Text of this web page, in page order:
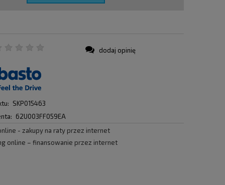
SKP015463
62U003FF059EA
dodaj opinię